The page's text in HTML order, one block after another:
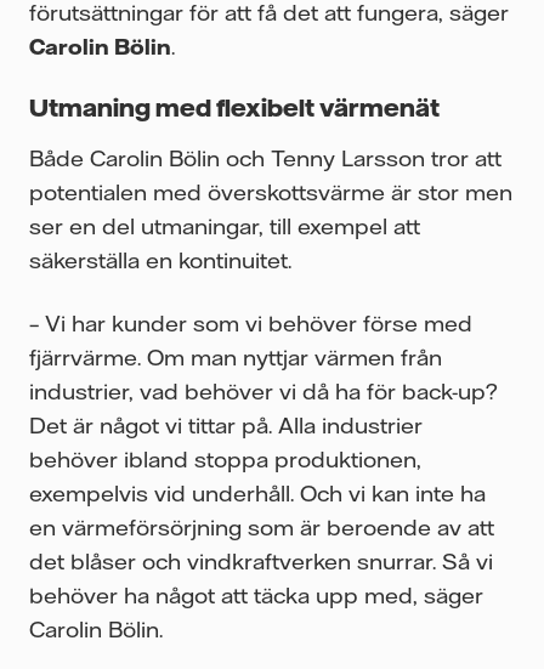
förutsättningar för att få det att fungera, säger
Carolin Bölin.
Utmaning med flexibelt värmenät
Både Carolin Bölin och Tenny Larsson tror att
potentialen med överskottsvärme är stor men
ser en del utmaningar, till exempel att
säkerställa en kontinuitet.
– Vi har kunder som vi behöver förse med
fjärrvärme. Om man nyttjar värmen från
industrier, vad behöver vi då ha för back-up?
Det är något vi tittar på. Alla industrier
behöver ibland stoppa produktionen,
exempelvis vid underhåll. Och vi kan inte ha
en värmeförsörjning som är beroende av att
det blåser och vindkraftverken snurrar. Så vi
behöver ha något att täcka upp med, säger
Carolin Bölin.